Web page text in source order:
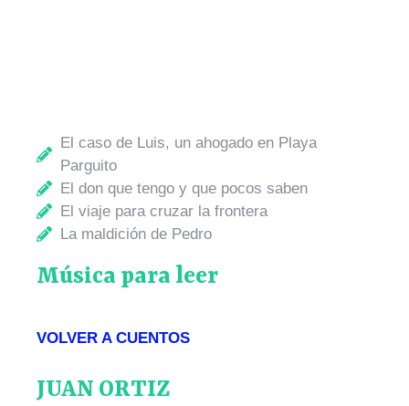
El caso de Luis, un ahogado en Playa
Parguito
El don que tengo y que pocos saben
El viaje para cruzar la frontera
La maldición de Pedro
Música para leer
VOLVER A CUENTOS
JUAN ORTIZ